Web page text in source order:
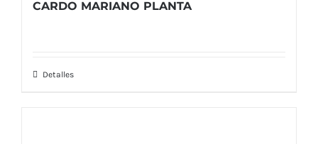
CARDO MARIANO PLANTA
Detalles